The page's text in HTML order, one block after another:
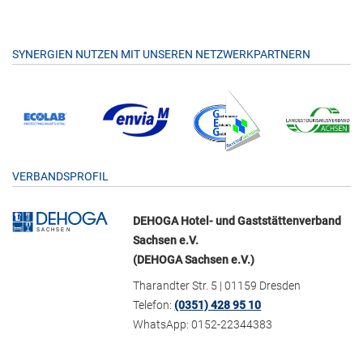
SYNERGIEN NUTZEN MIT UNSEREN NETZWERKPARTNERN
VERBANDSPROFIL
DEHOGA Hotel- und Gaststättenverband
Sachsen e.V.
(DEHOGA Sachsen e.V.)
Tharandter Str. 5 | 01159 Dresden
Telefon:(0351) 428 95 10
WhatsApp: 0152-22344383